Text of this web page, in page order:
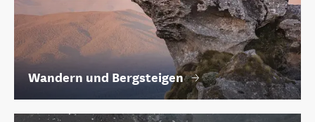
Wandern und Bergsteigen